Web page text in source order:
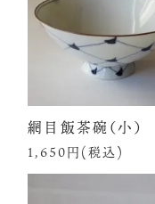
網目飯茶碗（小）
1,650円(税込)